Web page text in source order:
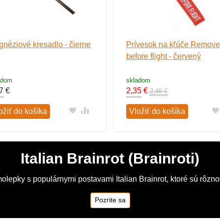
kresadlo - čierne
€
do košíka
Prívesok na kľúče Remove
before flight - červený
skladom
2,35 € 2,46 €
Vložiť do košíka
Italian Brainrot (Brainroti)
s populárnymi postavami Italian Brainrot, ktoré sú
Pozrite sa